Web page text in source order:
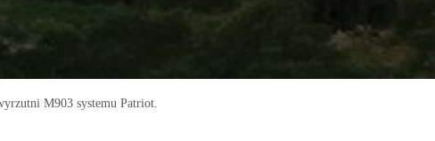
M903 systemu Patriot.